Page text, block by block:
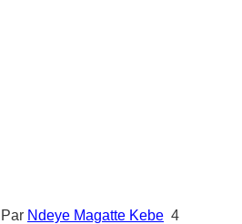
Par Ndeye Magatte Kebe 4